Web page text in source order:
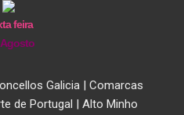
feira
Galicia| Comarcas
de Portugal | Alto Minho